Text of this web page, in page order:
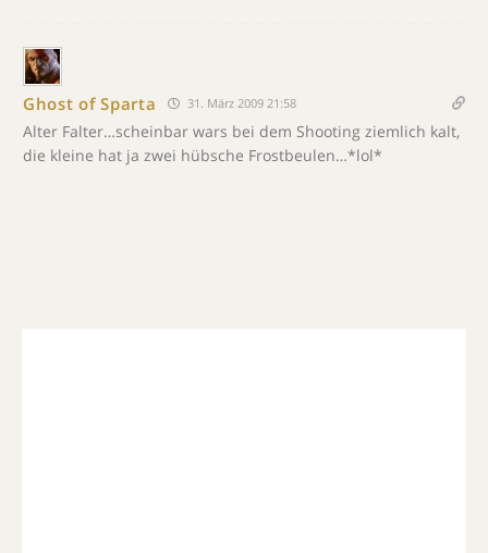
Ghost of Sparta 31. März 2009 21:58
Alter Falter…scheinbar wars bei dem Shooting ziemlich kalt,
die kleine hat ja zwei hübsche Frostbeulen…*lol*